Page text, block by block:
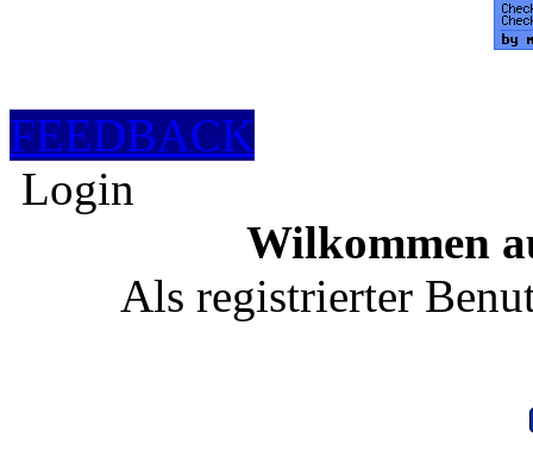
FEEDBACK
Login
Wilkommen
Als registrierter